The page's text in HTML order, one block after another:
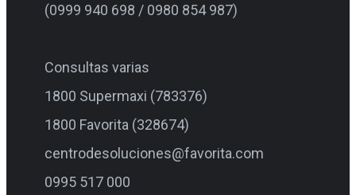
(0999 940 698 / 0980 854 987)
Consultas varias
1800 Supermaxi (783376)
1800 Favorita (328674)
centrodesoluciones@favorita.com
0995 517 000